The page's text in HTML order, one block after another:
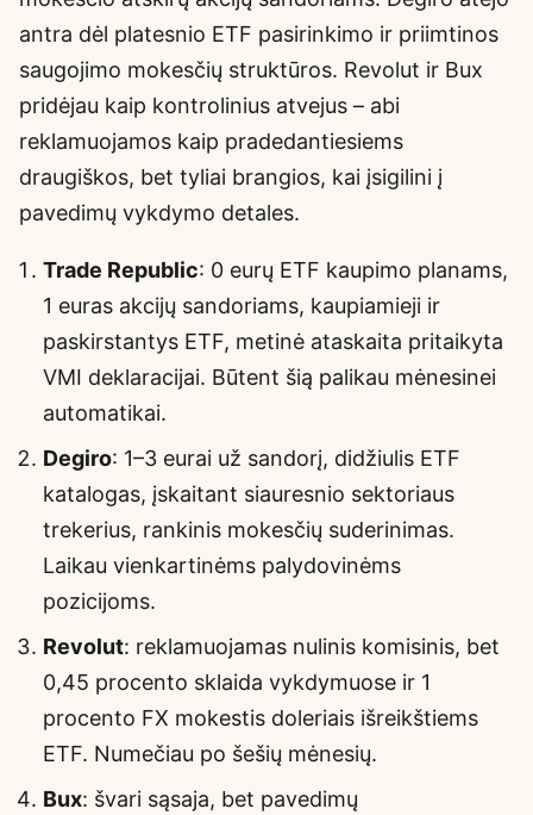
antra dėl platesnio ETF pasirinkimo ir priimtinos
saugojimo mokesčių struktūros. Revolut ir Bux
pridėjau kaip kontrolinius atvejus – abi
reklamuojamos kaip pradedantiesiems
draugiškos, bet tyliai brangios, kai įsigilini į
pavedimų vykdymo detales.
Trade Republic: 0 eurų ETF kaupimo planams,
1 euras akcijų sandoriams, kaupiamieji ir
paskirstantys ETF, metinė ataskaita pritaikyta
VMI deklaracijai. Būtent šią palikau mėnesinei
automatikai.
Degiro: 1–3 eurai už sandorį, didžiulis ETF
katalogas, įskaitant siauresnio sektoriaus
trekerius, rankinis mokesčių suderinimas.
Laikau vienkartinėms palydovinėms
pozicijoms.
Revolut: reklamuojamas nulinis komisinis, bet
0,45 procento sklaida vykdymuose ir 1
procento FX mokestis doleriais išreikštiems
ETF. Numečiau po šešių mėnesių.
Bux: švari sąsaja, bet pavedimų